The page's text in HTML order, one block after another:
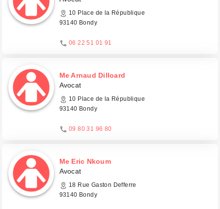
10 Place de la République
93140 Bondy
06 22 51 01 91
Me Arnaud Dilloard
Avocat
10 Place de la République
93140 Bondy
09 80 31 96 80
Me Eric Nkoum
Avocat
18 Rue Gaston Defferre
93140 Bondy